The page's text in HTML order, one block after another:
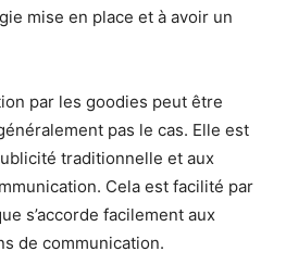
mise en place et à avoir un
par les goodies peut être
pas le cas. Elle est
traditionnelle et aux
Cela est facilité par
s’accorde facilement aux
de communication.